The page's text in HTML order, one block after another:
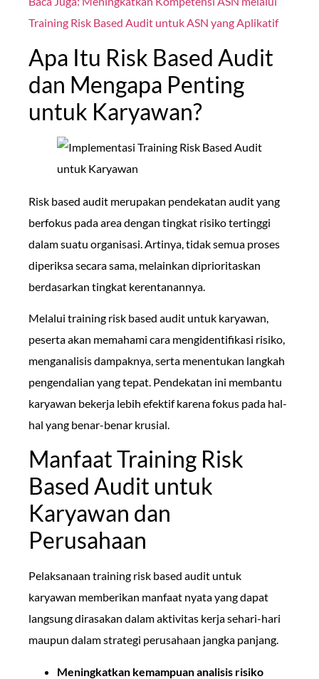
Training Risk Based Audit untuk ASN yang Aplikatif
Apa Itu Risk Based Audit
dan Mengapa Penting
untuk Karyawan?
Risk based audit merupakan pendekatan audit yang
berfokus pada area dengan tingkat risiko tertinggi
dalam suatu organisasi. Artinya, tidak semua proses
diperiksa secara sama, melainkan diprioritaskan
berdasarkan tingkat kerentanannya.
Melalui training risk based audit untuk karyawan,
peserta akan memahami cara mengidentifikasi risiko,
menganalisis dampaknya, serta menentukan langkah
pengendalian yang tepat. Pendekatan ini membantu
karyawan bekerja lebih efektif karena fokus pada hal-
hal yang benar-benar krusial.
Manfaat Training Risk
Based Audit untuk
Karyawan dan
Perusahaan
Pelaksanaan training risk based audit untuk
karyawan memberikan manfaat nyata yang dapat
langsung dirasakan dalam aktivitas kerja sehari-hari
maupun dalam strategi perusahaan jangka panjang.
Meningkatkan kemampuan analisis risiko